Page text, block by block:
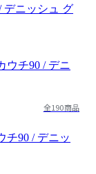
デニッシュ グ
全190商品
チ90 / デニッ